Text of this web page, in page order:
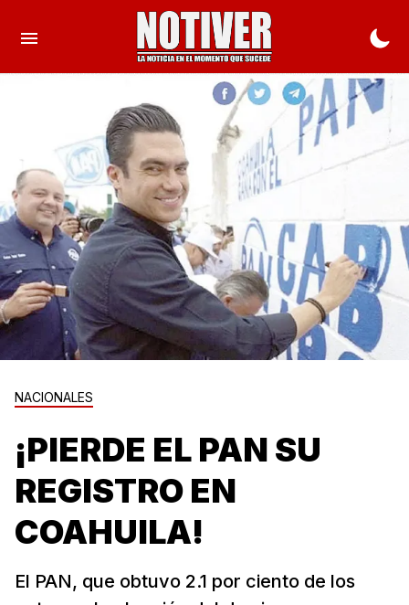
NACIONALES
¡PIERDE EL PAN SU
REGISTRO EN
COAHUILA!
El PAN, que obtuvo 2.1 por ciento de los